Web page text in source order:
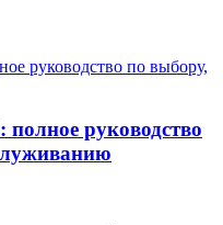
руководство